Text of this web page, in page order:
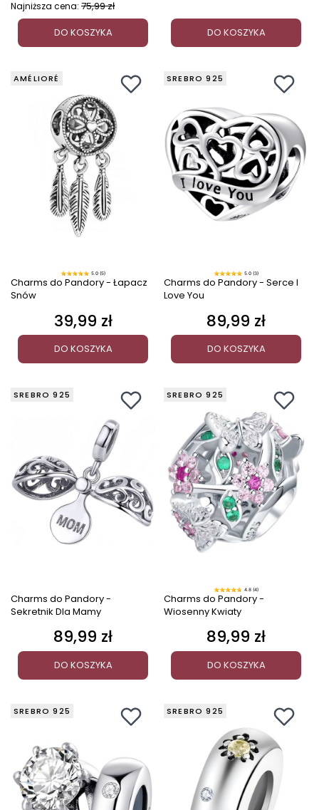
Najniższa cena: 75,99 zł
DO KOSZYKA
DO KOSZYKA
AMÉLIORÉ
5.0 (5)
Charms do Pandory - Łapacz
Snów
Cena
39,99 zł
DO KOSZYKA
SREBRO 925
5.0 (3)
Charms do Pandory - Serce I
Love You
Cena
89,99 zł
DO KOSZYKA
SREBRO 925
Charms do Pandory -
Sekretnik Dla Mamy
Cena
89,99 zł
DO KOSZYKA
SREBRO 925
4.8 (4)
Charms do Pandory -
Wiosenny Kwiaty
Cena
89,99 zł
DO KOSZYKA
SREBRO 925 SREBRO 925